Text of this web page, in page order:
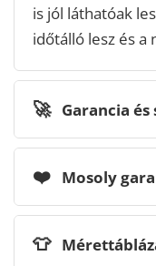
is jól láthatóak
időtálló lesz és a
🚀 Garancia
❤️ Mosoly
👕